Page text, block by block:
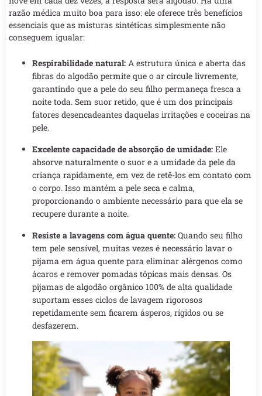
razão médica muito boa para isso: ele oferece três benefícios
essenciais que as misturas sintéticas simplesmente não
conseguem igualar:
Respirabilidade natural: A estrutura única e aberta das
fibras do algodão permite que o ar circule livremente,
garantindo que a pele do seu filho permaneça fresca a
noite toda. Sem suor retido, que é um dos principais
fatores desencadeantes daquelas irritações e coceiras na
pele.
Excelente capacidade de absorção de umidade: Ele
absorve naturalmente o suor e a umidade da pele da
criança rapidamente, em vez de retê-los em contato com
o corpo. Isso mantém a pele seca e calma,
proporcionando o ambiente necessário para que ela se
recupere durante a noite.
Resiste a lavagens com água quente: Quando seu filho
tem pele sensível, muitas vezes é necessário lavar o
pijama em água quente para eliminar alérgenos como
ácaros e remover pomadas tópicas mais densas. Os
pijamas de algodão orgânico 100% de alta qualidade
suportam esses ciclos de lavagem rigorosos
repetidamente sem ficarem ásperos, rígidos ou se
desfazerem.